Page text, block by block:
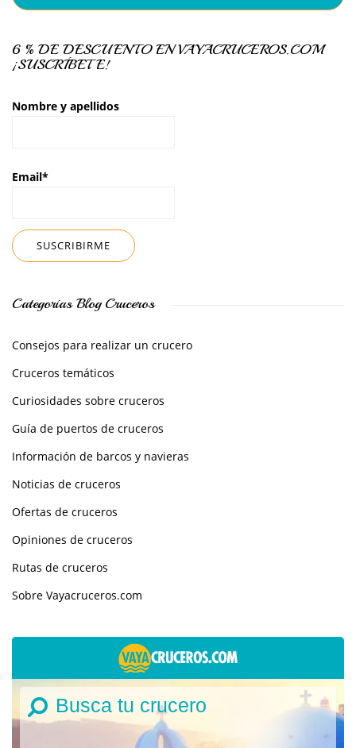
6 % DE DESCUENTO EN VAYACRUCEROS.COM
¡SUSCRÍBETE!
Nombre y apellidos
Email*
Categorías Blog Cruceros
Consejos para realizar un crucero
Cruceros temáticos
Curiosidades sobre cruceros
Guía de puertos de cruceros
Información de barcos y navieras
Noticias de cruceros
Ofertas de cruceros
Opiniones de cruceros
Rutas de cruceros
Sobre Vayacruceros.com
Busca tu crucero